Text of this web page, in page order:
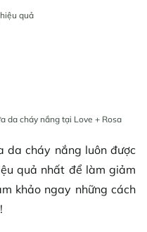
quả
da cháy nắng tại Love + Rosa
da cháy nắng luôn được
quả nhất để làm giảm
khảo ngay những cách